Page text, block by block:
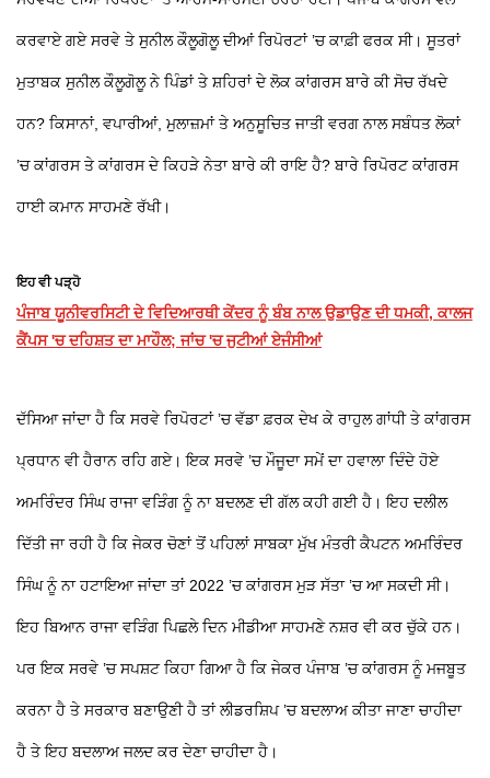
ਕਰਵਾਏ ਗਏ ਸਰਵੇ ਤੇ ਸੁਨੀਲ ਕੌਲੂਗੋਲੂ ਦੀਆਂ ਰਿਪੋਰਟਾਂ ’ਚ ਕਾਫ਼ੀ ਫਰਕ ਸੀ। ਸੂਤਰਾਂ
ਮੁਤਾਬਕ ਸੁਨੀਲ ਕੌਲੂਗੋਲੂ ਨੇ ਪਿੰਡਾਂ ਤੇ ਸ਼ਹਿਰਾਂ ਦੇ ਲੋਕ ਕਾਂਗਰਸ ਬਾਰੇ ਕੀ ਸੋਚ ਰੱਖਦੇ
ਹਨ? ਕਿਸਾਨਾਂ, ਵਪਾਰੀਆਂ, ਮੁਲਾਜ਼ਮਾਂ ਤੇ ਅਨੁਸੂਚਿਤ ਜਾਤੀ ਵਰਗ ਨਾਲ ਸਬੰਧਤ ਲੋਕਾਂ
’ਚ ਕਾਂਗਰਸ ਤੇ ਕਾਂਗਰਸ ਦੇ ਕਿਹੜੇ ਨੇਤਾ ਬਾਰੇ ਕੀ ਰਾਇ ਹੈ? ਬਾਰੇ ਰਿਪੋਰਟ ਕਾਂਗਰਸ
ਹਾਈ ਕਮਾਨ ਸਾਹਮਣੇ ਰੱਖੀ।
ਇਹ ਵੀ ਪੜ੍ਹੋ
ਪੰਜਾਬ ਯੂਨੀਵਰਸਿਟੀ ਦੇ ਵਿਦਿਆਰਥੀ ਕੇਂਦਰ ਨੂੰ ਬੰਬ ਨਾਲ ਉਡਾਉਣ ਦੀ ਧਮਕੀ, ਕਾਲਜ
ਕੈਂਪਸ 'ਚ ਦਹਿਸ਼ਤ ਦਾ ਮਾਹੌਲ; ਜਾਂਚ 'ਚ ਜੁਟੀਆਂ ਏਜੰਸੀਆਂ
ਦੱਸਿਆ ਜਾਂਦਾ ਹੈ ਕਿ ਸਰਵੇ ਰਿਪੋਰਟਾਂ ’ਚ ਵੱਡਾ ਫ਼ਰਕ ਦੇਖ ਕੇ ਰਾਹੁਲ ਗਾਂਧੀ ਤੇ ਕਾਂਗਰਸ
ਪ੍ਰਧਾਨ ਵੀ ਹੈਰਾਨ ਰਹਿ ਗਏ। ਇਕ ਸਰਵੇ ’ਚ ਮੌਜੂਦਾ ਸਮੇਂ ਦਾ ਹਵਾਲਾ ਦਿੰਦੇ ਹੋਏ
ਅਮਰਿੰਦਰ ਸਿੰਘ ਰਾਜਾ ਵੜਿੰਗ ਨੂੰ ਨਾ ਬਦਲਣ ਦੀ ਗੱਲ ਕਹੀ ਗਈ ਹੈ। ਇਹ ਦਲੀਲ
ਦਿੱਤੀ ਜਾ ਰਹੀ ਹੈ ਕਿ ਜੇਕਰ ਚੋਣਾਂ ਤੋਂ ਪਹਿਲਾਂ ਸਾਬਕਾ ਮੁੱਖ ਮੰਤਰੀ ਕੈਪਟਨ ਅਮਰਿੰਦਰ
ਸਿੰਘ ਨੂੰ ਨਾ ਹਟਾਇਆ ਜਾਂਦਾ ਤਾਂ 2022 ’ਚ ਕਾਂਗਰਸ ਮੁੜ ਸੱਤਾ ’ਚ ਆ ਸਕਦੀ ਸੀ।
ਇਹ ਬਿਆਨ ਰਾਜਾ ਵੜਿੰਗ ਪਿਛਲੇ ਦਿਨ ਮੀਡੀਆ ਸਾਹਮਣੇ ਨਸ਼ਰ ਵੀ ਕਰ ਚੁੱਕੇ ਹਨ।
ਪਰ ਇਕ ਸਰਵੇ ’ਚ ਸਪਸ਼ਟ ਕਿਹਾ ਗਿਆ ਹੈ ਕਿ ਜੇਕਰ ਪੰਜਾਬ ’ਚ ਕਾਂਗਰਸ ਨੂੰ ਮਜਬੂਤ
ਕਰਨਾ ਹੈ ਤੇ ਸਰਕਾਰ ਬਣਾਉਣੀ ਹੈ ਤਾਂ ਲੀਡਰਸ਼ਿਪ ’ਚ ਬਦਲਾਅ ਕੀਤਾ ਜਾਣਾ ਚਾਹੀਦਾ
ਹੈ ਤੇ ਇਹ ਬਦਲਾਅ ਜਲਦ ਕਰ ਦੇਣਾ ਚਾਹੀਦਾ ਹੈ।